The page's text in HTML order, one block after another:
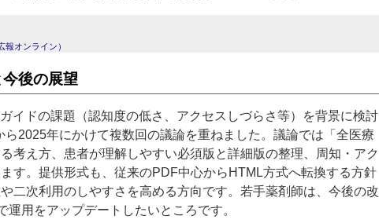
オンライン）
後の展望
イドの課題（認知度の低さ、アクセスしづらさ等）を背景に検討
2025年にかけて複数回の議論を重ねました。議論では「全医療
考え方、患者が理解しやすい必須版と詳細版の整理、周知・アク
す。提供形式も、従来のPDF中心からHTML方式へ転換する方針
二次利用のしやすさを高める方向です。若手薬剤師は、今後の改
運用をアップデートしたいところです。